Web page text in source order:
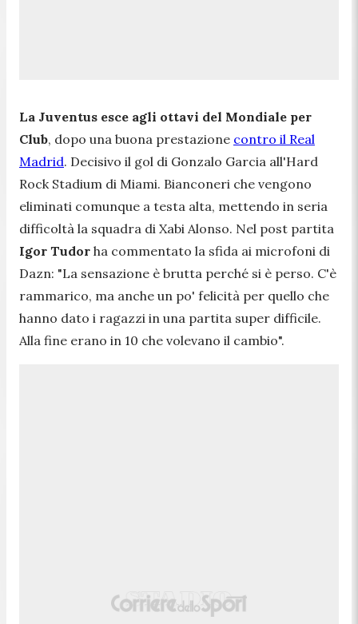
La Juventus esce agli ottavi del Mondiale per
Club, dopo una buona prestazione contro il Real
Madrid. Decisivo il gol di Gonzalo Garcia all'Hard
Rock Stadium di Miami. Bianconeri che vengono
eliminati comunque a testa alta, mettendo in seria
difficoltà la squadra di Xabi Alonso. Nel post partita
Igor Tudor ha commentato la sfida ai microfoni di
Dazn: "La sensazione è brutta perché si è perso. C'è
rammarico, ma anche un po' felicità per quello che
hanno dato i ragazzi in una partita super difficile.
Alla fine erano in 10 che volevano il cambio".